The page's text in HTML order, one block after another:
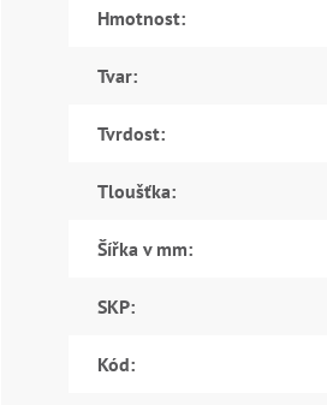
Hmotnost:
Tvar:
Tvrdost:
Tloušťka:
Šířka v mm:
SKP:
Kód: